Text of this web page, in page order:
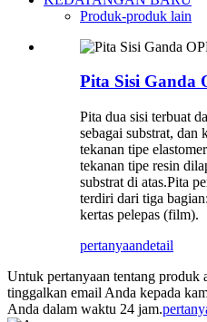
Produk-produk lain
Pita Sisi Ganda
Pita dua sisi terbuat
sebagai substrat, dan
tekanan tipe
tekanan tipe resin
substrat di atas.Pita
terdiri dari tiga
kertas pelepas (film).
pertanyaandetail
Untuk pertanyaan tentang produk
tinggalkan email Anda kepada
Anda dalam waktu 24 jam.